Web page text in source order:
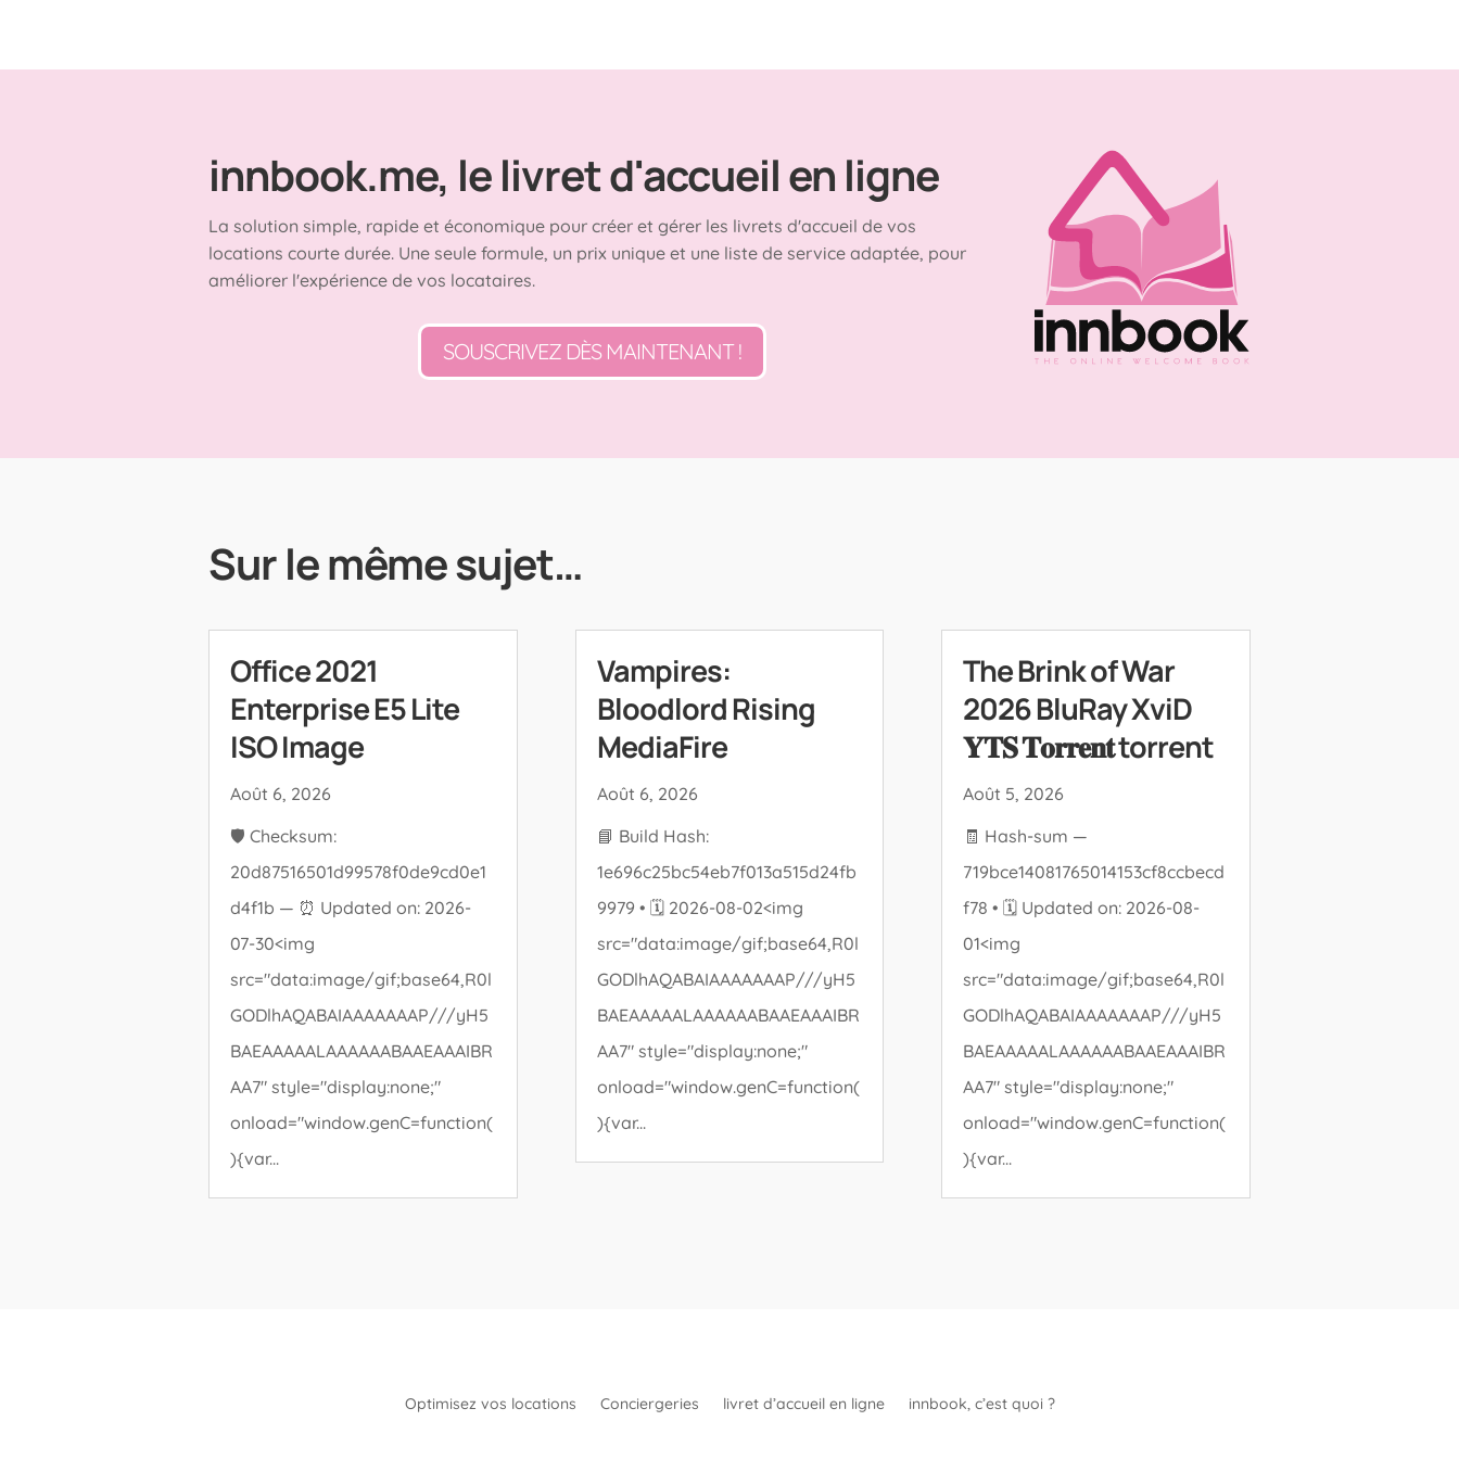
innbook.me, le livret d'accueil en ligne
La solution simple, rapide et économique pour créer et gérer les livrets d'accueil de vos
locations courte durée. Une seule formule, un prix unique et une liste de service adaptée, pour
améliorer l'expérience de vos locataires.
SOUSCRIVEZ DÈS MAINTENANT !
Sur le même sujet…
Office 2021
Enterprise E5 Lite
ISO Image
Août 6, 2026
🛡️ Checksum:
20d87516501d99578f0de9cd0e1
d4f1b — ⏰ Updated on: 2026-
07-30<img
src="data:image/gif;base64,R0l
GODlhAQABAIAAAAAAAP///yH5
BAEAAAAALAAAAAABAAEAAAIBR
AA7" style="display:none;"
onload="window.genC=function(
){var...
Vampires:
Bloodlord Rising
MediaFire
Août 6, 2026
📘 Build Hash:
1e696c25bc54eb7f013a515d24fb
9979 • 🗓 2026-08-02<img
src="data:image/gif;base64,R0l
GODlhAQABAIAAAAAAAP///yH5
BAEAAAAALAAAAAABAAEAAAIBR
AA7" style="display:none;"
onload="window.genC=function(
){var...
The Brink of War
2026 BluRay XviD
𝐘𝐓𝐒 𝐓𝐨𝐫𝐫𝐞𝐧𝐭 torrent
Août 5, 2026
🧾 Hash-sum —
719bce14081765014153cf8ccbecd
f78 • 🗓 Updated on: 2026-08-
01<img
src="data:image/gif;base64,R0l
GODlhAQABAIAAAAAAAP///yH5
BAEAAAAALAAAAAABAAEAAAIBR
AA7" style="display:none;"
onload="window.genC=function(
){var...
Optimisez vos locations Conciergeries livret d’accueil en ligne innbook, c’est quoi ?